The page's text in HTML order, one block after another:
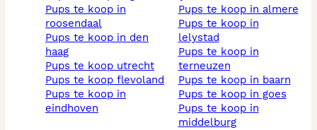
pups te koop in
roosendaal
pups te koop in den
haag
pups te koop utrecht
pups te koop flevoland
pups te koop in
eindhoven
pups te koop in almere
pups te koop in
lelystad
pups te koop in
terneuzen
pups te koop in baarn
pups te koop in goes
pups te koop in
middelburg